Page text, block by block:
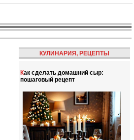
КУЛИНАРИЯ, РЕЦЕПТЫ
Как сделать домашний сыр:
пошаговый рецепт